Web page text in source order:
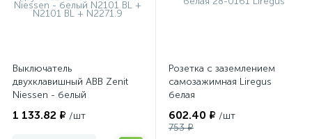
Выключатель
двухклавишный ABB Zenit
Niessen - белый
1 133.82 ₽ /шт
Розетка с заземлением
самозажимная Liregus
белая
602.40 ₽ /шт
753 ₽